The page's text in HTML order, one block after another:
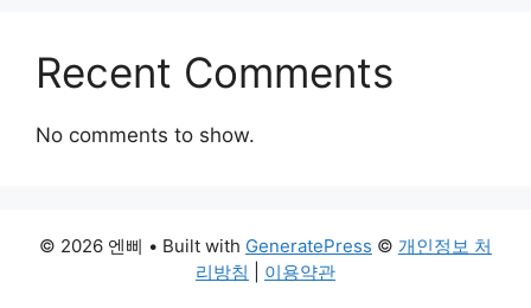
Recent Comments
No comments to show.
© 2026 엔삐 • Built with GeneratePress © 개인정보 처
리방침
이용약관